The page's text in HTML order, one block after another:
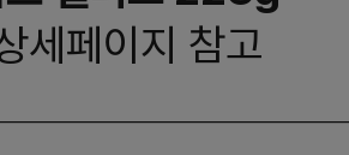
세페이지 참고